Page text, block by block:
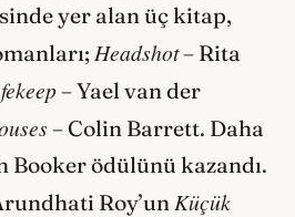
yer alan üç kitap,
Headshot– Rita
– Yael van der
– Colin Barrett. Daha
Booker ödülünü kazandı.
Roy’un Küçük